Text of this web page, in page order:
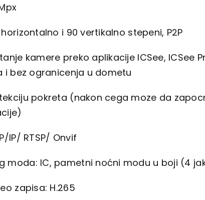
i 90 vertikalno stepeni, P2P
kamere preko aplikacije ICSee, ICSee
i bez ogranicenja u dometu
pokreta (nakon cega moze da
IP/ RTSP/ Onvif
moda: IC, pametni noćni modu u boji (4
zapisa: H.265